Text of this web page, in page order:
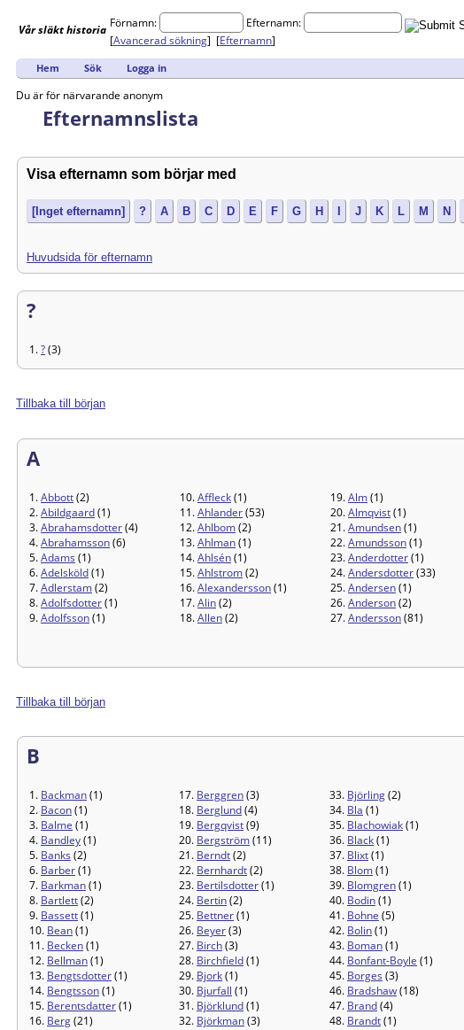
Vårsläkthistoria Förnamn:
Efternamn:
[Avancerad sökning] [Efternamn]
Hem Sök Logga in
Du är för närvarande anonym
Efternamnslista
Visa efternamn som börjar med
[Inget efternamn] ? A B C D E F G H I J K L M N
Huvudsida för efternamn
?
1.?(3)
Tillbaka till början
A
1.Abbott(2)
2.Abildgaard(1)
3.Abrahamsdotter(4)
4.Abrahamsson(6)
5.Adams (1)
6.Adelsköld(1)
7.Adlerstam(2)
8.Adolfsdotter(1)
9.Adolfsson(1)
10.Affleck(1)
11.Ahlander(53)
12.Ahlbom(2)
13.Ahlman(1)
14.Ahlsén(1)
15.Ahlstrom(2)
16.Alexandersson(1)
17.Alin(2)
18.Allen(2)
19.Alm(1)
20.Almqvist(1)
21.Amundsen(1)
22.Amundsson(1)
23.Anderdotter(1)
24.Andersdotter(33)
25.Andersen(1)
26.Anderson(2)
27.Andersson(81)
Tillbaka till början
B
1. Backman(1)
2. Bacon(1)
3. Balme (1)
4. Bandley(1)
5. Banks (2)
6. Barber(1)
7. Barkman(1)
8. Bartlett(2)
9. Bassett(1)
10. Bean(1)
11. Becken(1)
12. Bellman(1)
13. Bengtsdotter(1)
14. Bengtsson(1)
15. Berentsdatter(1)
16. Berg(21)
17. Berggren(3)
18. Berglund(4)
19. Bergqvist(9)
20. Bergström(11)
21. Berndt(2)
22. Bernhardt(2)
23. Bertilsdotter(1)
24. Bertin(2)
25. Bettner(1)
26. Beyer(3)
27. Birch(3)
28. Birchfield(1)
29. Bjork(1)
30. Bjurfall (1)
31. Björklund(1)
32. Björkman(3)
33. Björling(2)
34. Bla (1)
35. Blachowiak(1)
36. Black(1)
37. Blixt(1)
38. Blom(1)
39. Blomgren(1)
40. Bodin(1)
41. Bohne (5)
42. Bolin(1)
43. Boman(1)
44. Bonfant-Boyle (1)
45. Borges (3)
46. Bradshaw(18)
47. Brand(4)
48. Brandt(1)